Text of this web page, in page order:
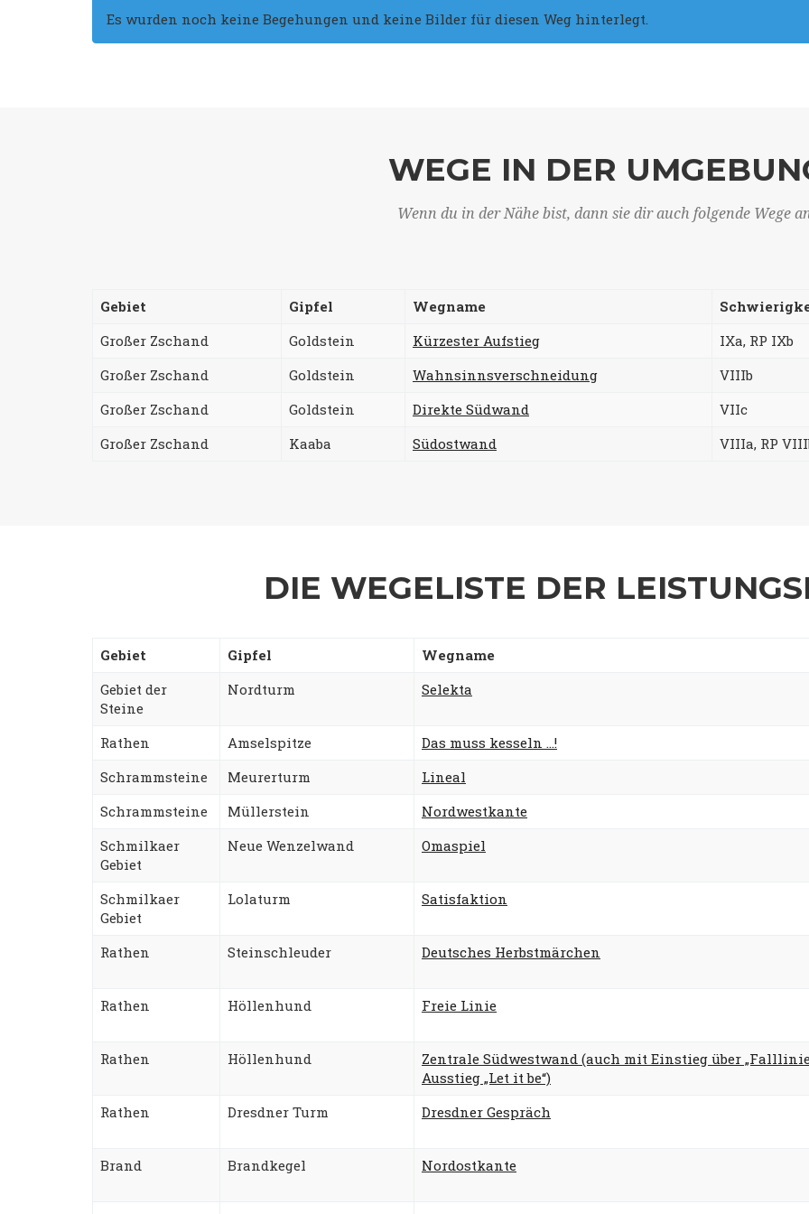
Es wurden noch keine Begehungen und keine Bilder für diesen Weg hinterlegt.
WEGE IN DER
Wenn du in der Nähe bist, dann sie dir auch folgende Wege
Gebiet Gipfel Wegname
Großer Zschand
Goldstein Kürzester Aufstieg
IXa, RP IXb
Großer Zschand
Goldstein Wahnsinnsverschneidung
VIIIb
Großer Zschand
Goldstein Direkte Südwand
VIIc
Großer Zschand
Kaaba Südostwand VIIIa, RP
DIE WEGELISTE DER
Gebiet Gipfel
Wegname
Gebiet der
Steine
Nordturm Selekta
Rathen Amselspitze
Das muss kesseln …!
Schrammsteine
Meurerturm
Lineal
Schrammsteine
Müllerstein
Nordwestkante
Schmilkaer
Gebiet
Neue Wenzelwand Omaspiel
Schmilkaer
Gebiet
Lolaturm Satisfaktion
Rathen Steinschleuder Deutsches Herbstmärchen
Rathen Höllenhund Freie Linie
Rathen Höllenhund
Zentrale Südwestwand (auch mit Einstieg über
Ausstieg „Let it be“)
Rathen
Dresdner Turm Dresdner Gespräch
Brand Brandkegel Nordostkante